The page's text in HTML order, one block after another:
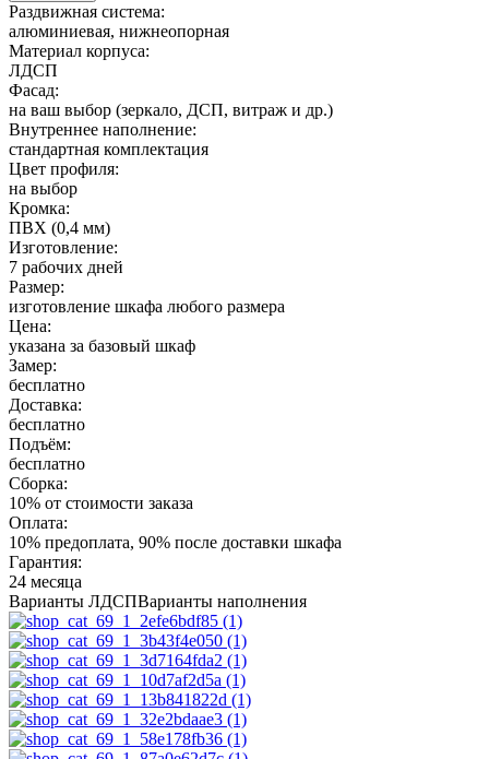
Раздвижная система:
алюминиевая, нижнеопорная
Материал корпуса:
ЛДСП
Фасад:
на ваш выбор (зеркало, ДСП, витраж и др.)
Внутреннее наполнение:
стандартная комплектация
Цвет профиля:
на выбор
Кромка:
ПВХ (0,4 мм)
Изготовление:
7 рабочих дней
Размер:
изготовление шкафа любого размера
Цена:
указана за базовый шкаф
Замер:
бесплатно
Доставка:
бесплатно
Подъём:
бесплатно
Сборка:
10% от стоимости заказа
Оплата:
10% предоплата, 90% после доставки шкафа
Гарантия:
24 месяца
Варианты ЛДСПВарианты наполнения